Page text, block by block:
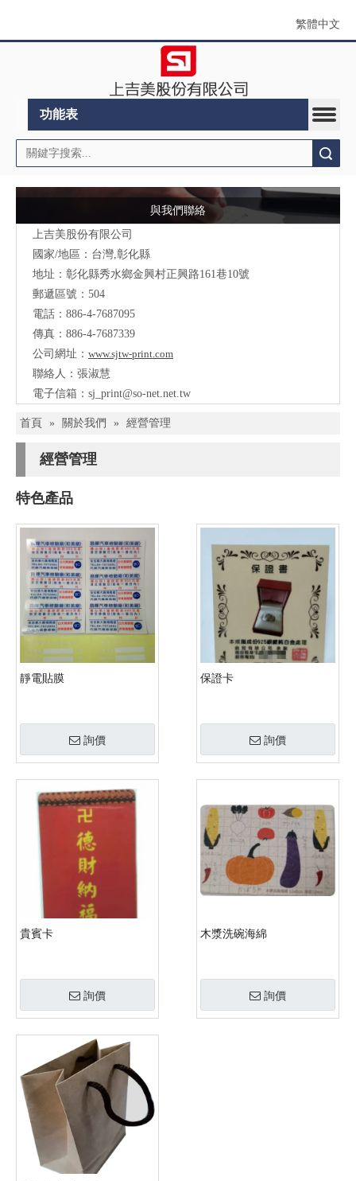
繁體中文
功能表
與我們聯絡
上吉美股份有限公司
國家/地區：台灣,彰化縣
地址：彰化縣秀水鄉金興村正興路161巷10號
郵遞區號：504
電話：886-4-7687095
傳真：886-4-7687339
公司網址： www.sjtw-print.com
聯絡人：張淑慧
電子信箱： sj_print@so-net.net.tw
首頁 » 關於我們 » 經營管理
經營管理
特色產品
靜電貼膜
詢價
保證卡
詢價
貴賓卡
詢價
木漿洗碗海綿
詢價